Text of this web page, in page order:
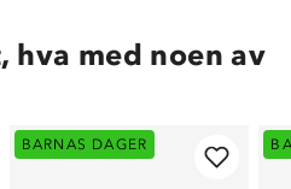
hva med noen av
BARNAS DAGER